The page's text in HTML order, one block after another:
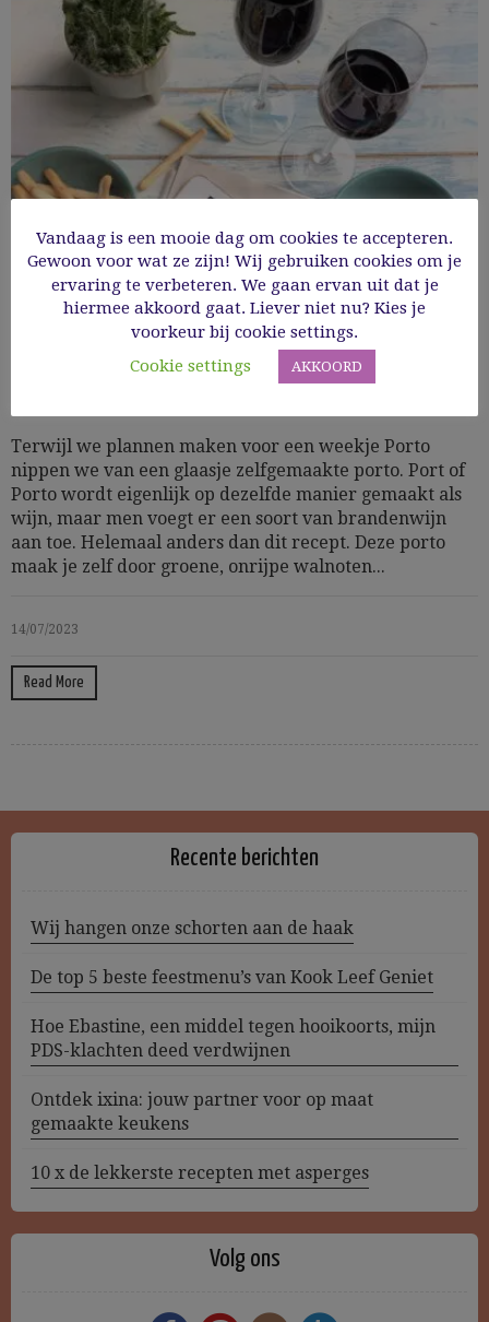
Zelf porto maken
Terwijl we plannen maken voor een weekje Porto
nippen we van een glaasje zelfgemaakte porto. Port of
Porto wordt eigenlijk op dezelfde manier gemaakt als
wijn, maar men voegt er een soort van brandenwijn
aan toe. Helemaal anders dan dit recept. Deze porto
maak je zelf door groene, onrijpe walnoten...
14/07/2023
Read More
Recente berichten
Wij hangen onze schorten aan de haak
De top 5 beste feestmenu’s van Kook Leef Geniet
Hoe Ebastine, een middel tegen hooikoorts, mijn
PDS-klachten deed verdwijnen
Ontdek ixina: jouw partner voor op maat
gemaakte keukens
10 x de lekkerste recepten met asperges
Volg ons
Vandaag is een mooie dag om cookies te accepteren.
Gewoon voor wat ze zijn! Wij gebruiken cookies om je
ervaring te verbeteren. We gaan ervan uit dat je
hiermee akkoord gaat. Liever niet nu? Kies je
voorkeur bij cookie settings.
Cookie settings
AKKOORD